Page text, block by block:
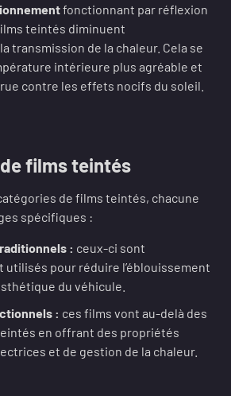
fonctionnant par réflexion
teintés diminuent
transmission de la chaleur. Cela se
intérieure plus agréable et
contre les effets nocifs du soleil.
films teintés
de films teintés, chacune
spécifiques :
: ceux-ci sont
utilisés pour réduire l’éblouissement
du véhicule.
: ces films vont au-delà des
en offrant des propriétés
et de gestion de la chaleur.